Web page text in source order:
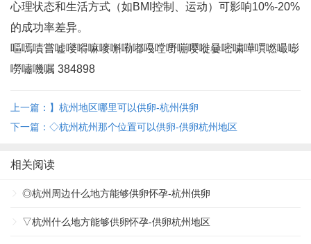
心理状态和生活方式（如BMI控制、运动）可影响10%-20%
的成功率差异‌。
嘔嘕嘖嘗嘘嘙嘚嘛嘜嘝嘞嘟嘠嘡嘢嘣嘤嘥嘦嘧嘨嘩嘪嘫嘬嘭
嘮嘯嘰嘱 384898
上一篇：】杭州地区哪里可以供卵-杭州供卵
下一篇：◇杭州杭州那个位置可以供卵-供卵杭州地区
相关阅读
◎杭州周边什么地方能够供卵怀孕-杭州供卵
▽杭州什么地方能够供卵怀孕-供卵杭州地区